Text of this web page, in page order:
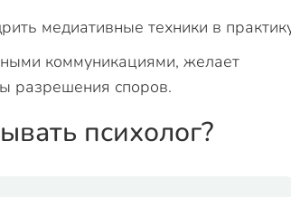
медиативные техники в
коммуникациями, желает
разрешения споров.
психолог?